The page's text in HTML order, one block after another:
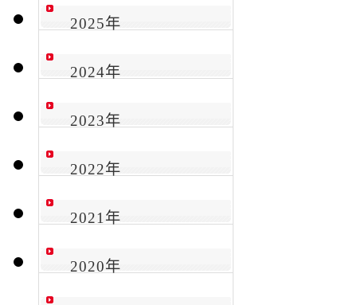
2025年
2024年
2023年
2022年
2021年
2020年